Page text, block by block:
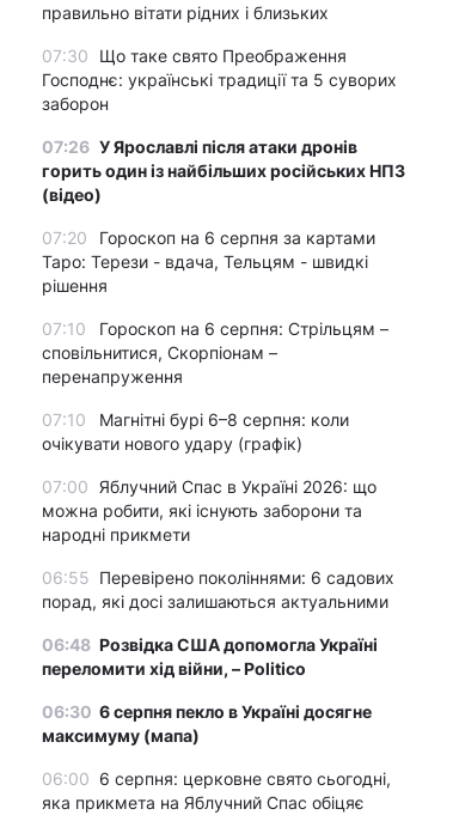
правильно вітати рідних і близьких
07:30
Що таке свято Преображення
Господнє: українські традиції та 5 суворих
заборон
07:26 У Ярославлі після атаки дронів
горить один із найбільших російських НПЗ
(відео)
07:20
Гороскоп на 6 серпня за картами
Таро: Терези - вдача, Тельцям - швидкі
рішення
07:10
Гороскоп на 6 серпня: Стрільцям –
сповільнитися, Скорпіонам –
перенапруження
07:10
Магнітні бурі 6–8 серпня: коли
очікувати нового удару (графік)
07:00 Яблучний Спас в Україні 2026: що
можна робити, які існують заборони та
народні прикмети
06:55 Перевірено поколіннями: 6 садових
порад, які досі залишаються актуальними
06:48 Розвідка США допомогла Україні
переломити хід війни, – Politico
06:30 6 серпня пекло в Україні досягне
максимуму (мапа)
06:00 6 серпня: церковне свято сьогодні,
яка прикмета на Яблучний Спас обіцяє